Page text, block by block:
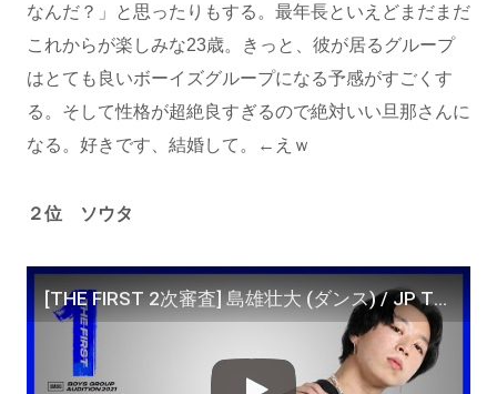
なんだ？」と思ったりもする。最年長といえどまだまだ
これからが楽しみな23歳。きっと、彼が居るグループ
はとても良いボーイズグループになる予感がすごくす
る。そして性格が超絶良すぎるので絶対いい旦那さんに
なる。好きです、結婚して。←えｗ
２位 ソウタ
[THE FIRST 2次審査] 島雄壮大 (ダンス) / JP THE WAVY "Neo Gal Wop"